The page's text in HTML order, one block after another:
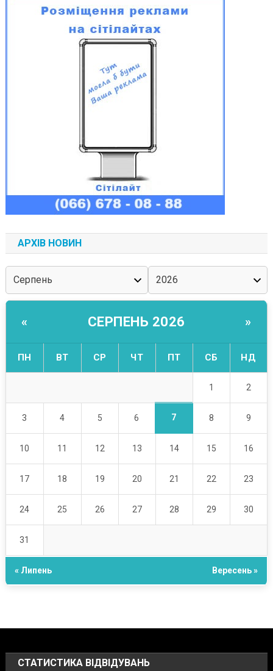
АРХІВ НОВИН
« СЕРПЕНЬ 2026 »
ПН ВТ СР ЧТ ПТ СБ НД
1 2
3 4 5 6 7 8 9
10 11 12 13 14 15 16
17 18 19 20 21 22 23
24 25 26 27 28 29 30
31
« Липень Вересень »
СТАТИСТИКА ВІДВІДУВАНЬ